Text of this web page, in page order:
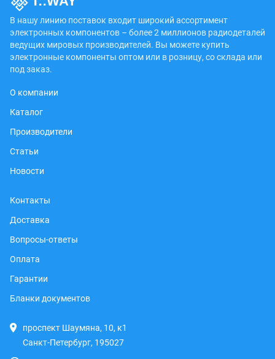
В нашу линию поставок входит широкий ассортимент
электронных компонентов – более 2 миллионов радиодеталей
ведущих мировых производителей. Вы можете купить
электронные компоненты оптом или в розницу, со склада или
под заказ.
О компании
Каталог
Производители
Статьи
Новости
Контакты
Доставка
Вопросы-ответы
Оплата
Гарантии
Бланки документов
проспект Шаумяна, 10, к1
Санкт-Петербург, 195027